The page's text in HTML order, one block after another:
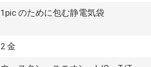
1pic のために包む静電気袋
2 金